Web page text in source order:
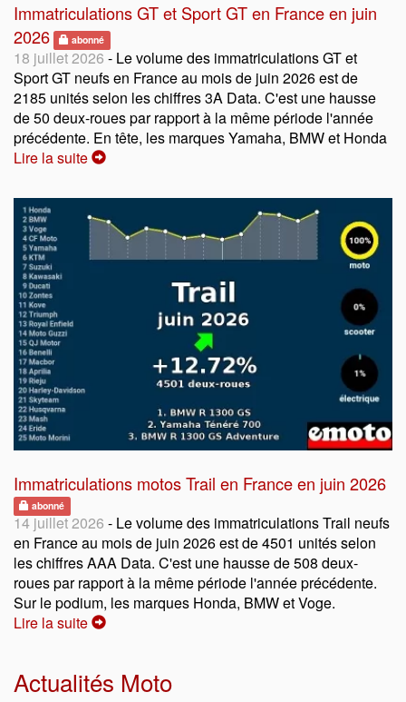
Immatriculations GT et Sport GT en France en juin
2026
abonné
18 juillet 2026 - Le volume des immatriculations GT et
Sport GT neufs en France au mois de juin 2026 est de
2185 unités selon les chiffres 3A Data. C'est une hausse
de 50 deux-roues par rapport à la même période l'année
précédente. En tête, les marques Yamaha, BMW et Honda
Lire la suite
Immatriculations motos Trail en France en juin 2026
abonné
14 juillet 2026 - Le volume des immatriculations Trail neufs
en France au mois de juin 2026 est de 4501 unités selon
les chiffres AAA Data. C'est une hausse de 508 deux-
roues par rapport à la même période l'année précédente.
Sur le podium, les marques Honda, BMW et Voge.
Lire la suite
Actualités Moto